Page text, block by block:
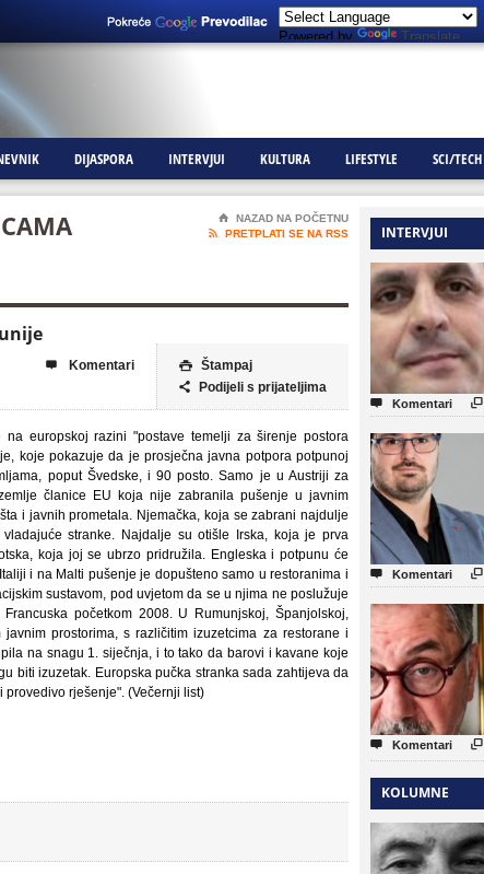
Powered by Translate
DIJASPORA INTERVJUI KULTURA LIFESTYLE SCI/TECH
⌂
NAZAD NA POČETNU

PRETPLATI SE NA RSS
 Štampaj
 Podijeli s prijateljima
 Komentari
europskoj razini "postave temelji za širenje postora
koje pokazuje da je prosječna javna potpora potpunoj
poput Švedske, i 90 posto. Samo je u Austriji za
članice EU koja nije zabranila pušenje u javnim
i javnih prometala. Njemačka, koja se zabrani najdulje
stranke. Najdalje su otišle Irska, koja je prva
koja joj se ubrzo pridružila. Engleska ipotpunu će
i na Malti pušenje je dopušteno samo u restoranima i
sustavom, pod uvjetom da se u njima ne poslužuje
početkom 2008. U Rumunjskoj, Španjolskoj,
prostorima, s različitim izuzetcima za restorane i
na snagu 1. siječnja, i to tako da barovi i kavane koje
biti izuzetak. Europska pučka stranka sada zahtijeva da
rješenje". (Večernji list)
INTERVJUI
 Komentari 
 Komentari 
 Komentari 
KOLUMNE